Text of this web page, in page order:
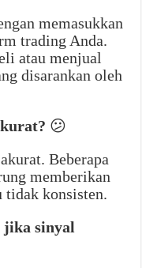
memasukkan
trading Anda.
atau menjual
disarankan oleh
😕
Beberapa
memberikan
tidak konsisten.
jika sinyal